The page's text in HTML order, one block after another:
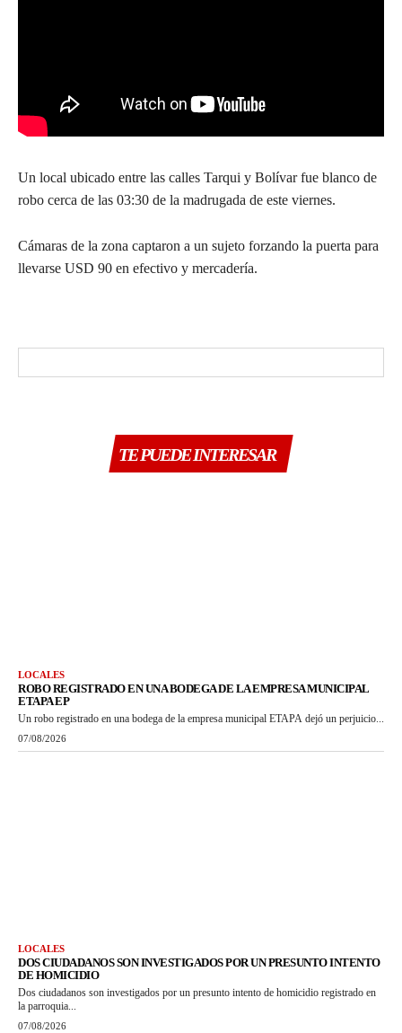
Un local ubicado entre las calles Tarqui y Bolívar fue blanco de
robo cerca de las 03:30 de la madrugada de este viernes.
Cámaras de la zona captaron a un sujeto forzando la puerta para
llevarse USD 90 en efectivo y mercadería.
TE PUEDE INTERESAR
LOCALES
ROBO REGISTRADO EN UNA BODEGA DE LA EMPRESA MUNICIPAL
ETAPA EP
Un robo registrado en una bodega de la empresa municipal ETAPA dejó un perjuicio...
07/08/2026
LOCALES
DOS CIUDADANOS SON INVESTIGADOS POR UN PRESUNTO INTENTO
DE HOMICIDIO
Dos ciudadanos son investigados por un presunto intento de homicidio registrado en
la parroquia...
07/08/2026